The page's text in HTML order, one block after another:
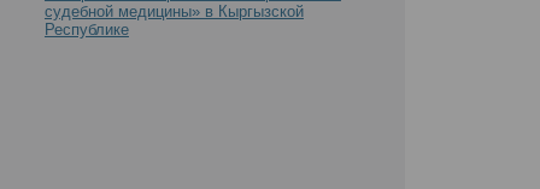
судебной медицины» в Кыргызской
Республике